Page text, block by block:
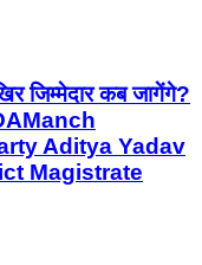
जिम्मेदार कब जागेंगे?
Aditya Yadav
Magistrate